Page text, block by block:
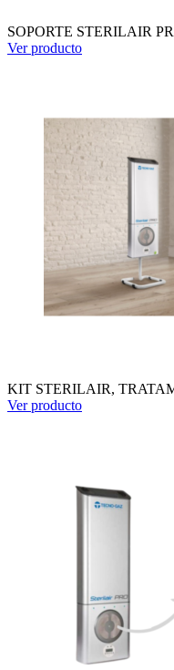
SOPORTE STERILAIR
Ver producto
KIT STERILAIR,
Ver producto